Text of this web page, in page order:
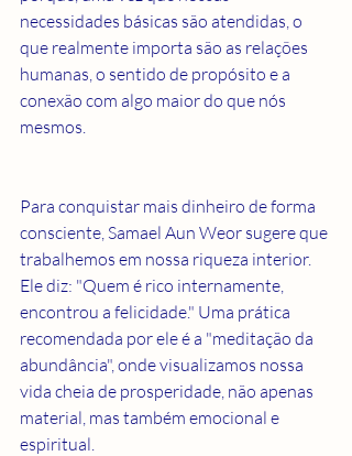
necessidades básicas são atendidas, o
que realmente importa são as relações
humanas, o sentido de propósito e a
conexão com algo maior do que nós
mesmos.
Para conquistar mais dinheiro de forma
consciente, Samael Aun Weor sugere que
trabalhemos em nossa riqueza interior.
Ele diz: "Quem é rico internamente,
encontrou a felicidade." Uma prática
recomendada por ele é a "meditação da
abundância", onde visualizamos nossa
vida cheia de prosperidade, não apenas
material, mas também emocional e
espiritual.